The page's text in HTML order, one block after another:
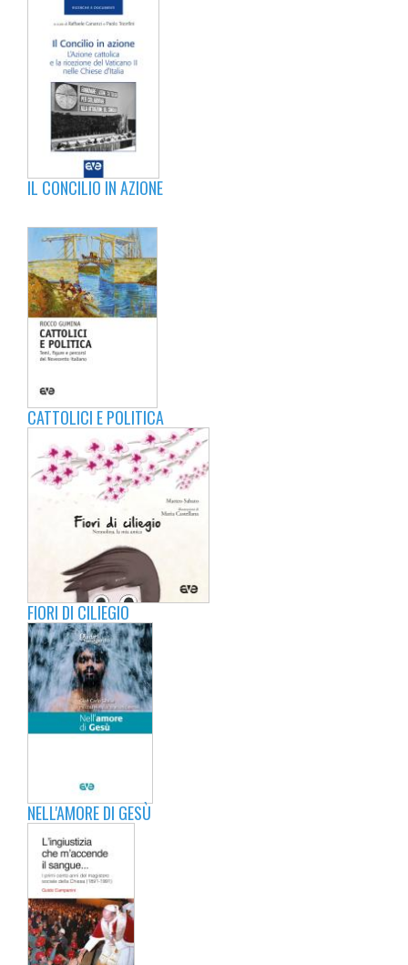
IL CONCILIO IN AZIONE
CATTOLICI E POLITICA
FIORI DI CILIEGIO
NELL'AMORE DI GESÙ